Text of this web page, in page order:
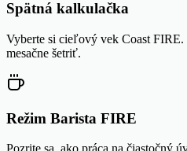
Spätná kalkulačka
Vyberte si cieľový vek Coast
mesačne šetriť.
Režim Barista FIRE